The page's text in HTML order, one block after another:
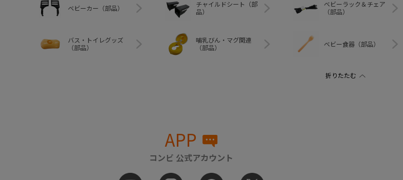
ベビーカー（部品）
チャイルドシート（部
品）
ベビーラック＆チェア
（部品）
バス・トイレグッズ
（部品）
哺乳びん・マグ関連
（部品）
ベビー食器（部品）
APP
コンビ 公式アカウント